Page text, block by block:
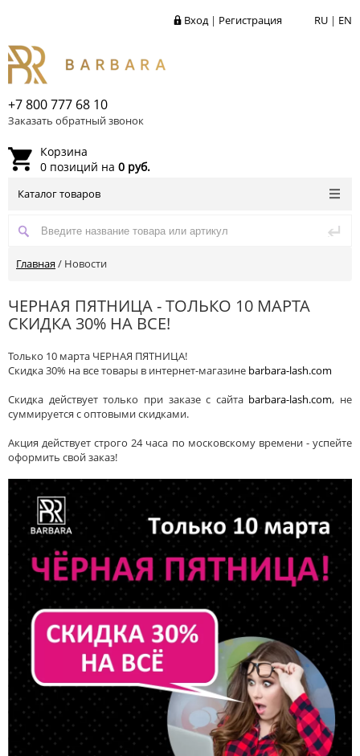
RU | EN
Вход| Регистрация
+7 800 777 68 10
Заказать обратный звонок
Корзина
0 позиций на 0 руб.
Каталог товаров
Главная / Новости
ЧЕРНАЯ ПЯТНИЦА - ТОЛЬКО 10 МАРТА
СКИДКА 30% НА ВСЕ!
Только 10 марта ЧЕРНАЯ ПЯТНИЦА!
Скидка 30% на все товары в интернет-магазине barbara-lash.com
Скидка действует только при заказе с сайта barbara-lash.com, не
суммируется с оптовыми скидками.
Акция действует строго 24 часа по московскому времени - успейте
оформить свой заказ!